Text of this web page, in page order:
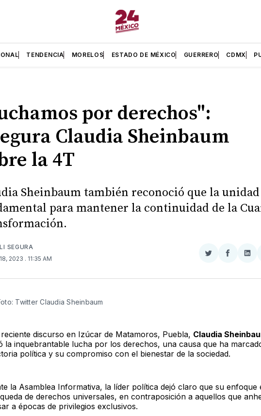
TENDENCIA MORELOS ESTADO DE MÉXICO GUERRERO CDMX
por derechos":
Claudia Sheinbaum
la 4T
Sheinbaum también reconoció que la unidad
para mantener la continuidad de la
SEGURA
2023 . 11:35 AM
Compartir
Twitter
Twitter Claudia Sheinbaum
discurso en Izúcar de Matamoros, Puebla, Claudia
la inquebrantable lucha por los derechos, una causa que ha
política y su compromiso con el bienestar de la sociedad.
la Asamblea Informativa, la líder política dejó claro que su enfoque
de derechos universales, en contraposición a aquellos que
a épocas de privilegios exclusivos.